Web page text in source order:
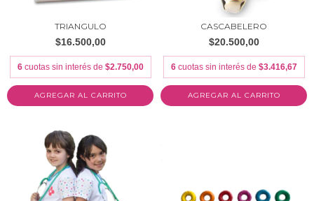
TRIANGULO
$16.500,00
6 cuotas sin interés de $2.750,00
CASCABELERO
$20.500,00
6 cuotas sin interés de $3.416,67